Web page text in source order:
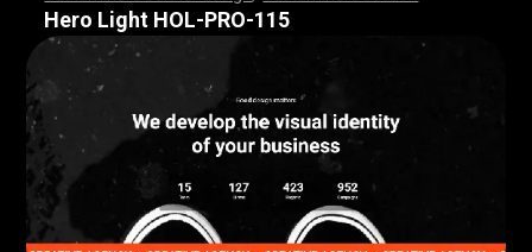
Hero Light HOL-PRO-115